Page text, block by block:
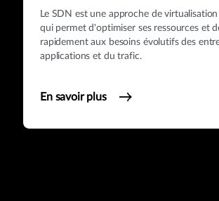
Le SDN est une approche de
qui permet d'optimiser ses ressources et
rapidement aux besoins évolutifs des
applications et du trafic.
En savoir plus